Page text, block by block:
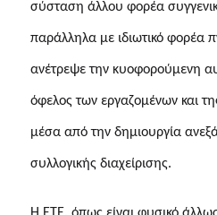
σύσταση άλλου φορέα
παράλληλα με ιδιωτικό φορέα
ανέτρεψε την κυοφορούμενη
όφελος των εργαζομένων και
μέσα από την δημιουργία
συλλογικής διαχείρισης.